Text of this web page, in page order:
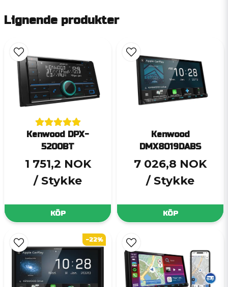
Lignende produkter
Kenwood DPX-
5200BT
1 751,2 NOK
/ Stykke
KÖP
Kenwood
DMX8019DABS
7 026,8 NOK
/ Stykke
KÖP
-22%